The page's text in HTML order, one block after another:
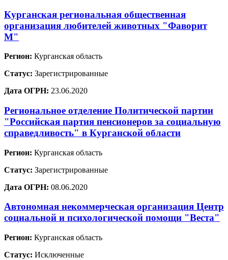
Курганская региональная общественная
организация любителей животных "Фаворит
М"
Регион: Курганская область
Статус: Зарегистрированные
Дата ОГРН: 23.06.2020
Региональное отделение Политической партии
"Российская партия пенсионеров за социальную
справедливость" в Курганской области
Регион: Курганская область
Статус: Зарегистрированные
Дата ОГРН: 08.06.2020
Автономная некоммерческая организация Центр
социальной и психологической помощи "Веста"
Регион: Курганская область
Статус: Исключенные